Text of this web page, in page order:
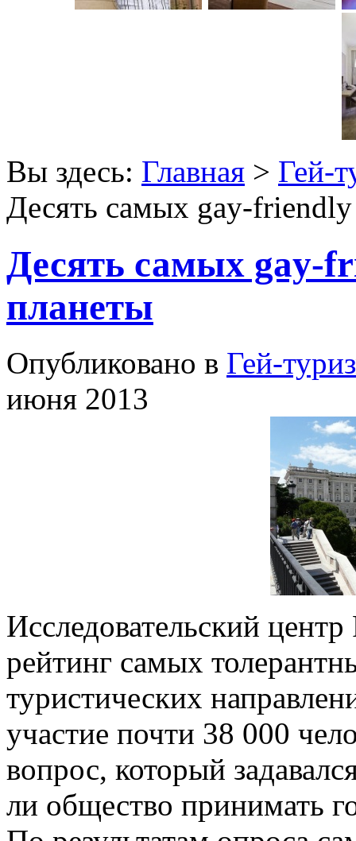
Вы здесь: Главная > Гей-
Десять самых gay-
Десять самых gay-
планеты
Опубликовано в Гей-
июня 2013
Исследовательский
рейтинг самых
туристических
участие почти 38 000
вопрос, который
ли общество принимать